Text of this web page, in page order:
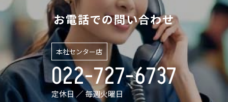
お電話での問い合わせ
本社センター店
022-727-6737
定休日 ／ 毎週火曜日